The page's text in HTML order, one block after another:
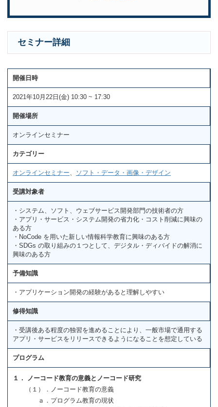
セミナー詳細
開催日時
2021年10月22日(金) 10:30 ~ 17:30
開催場所
オンラインセミナー
カテゴリー
オンラインセミナー ソフト・データ・画像・デザイン
受講対象者
・システム、ソフト、ウェブサービス開発部門の技術者の方
・アプリ・サービス・システム開発の省力化・コスト削減に興味の
ある方
・NoCode を用いた新しい情報科学教育に興味のある方
・SDGs の取り組みの１つとして、デジタル・ディバイドの解消に
興味のある方
予備知識
・アプリケーション開発の経験があると理解しやすい
修得知識
・受講後ある程度の独習を進めることにより、一般市場で通用する
アプリ・サービスをリリースできるようになることを想定している
プログラム
１． ノーコード教育の意義とノーコード研究
（１）．ノーコード教育の意義
ａ．プログラム教育の現状